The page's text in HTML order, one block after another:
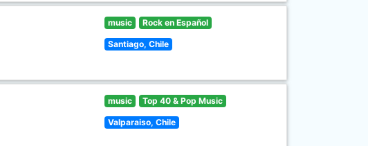
music Rock en Español
Santiago, Chile
music Top 40 & Pop Music
Valparaiso, Chile